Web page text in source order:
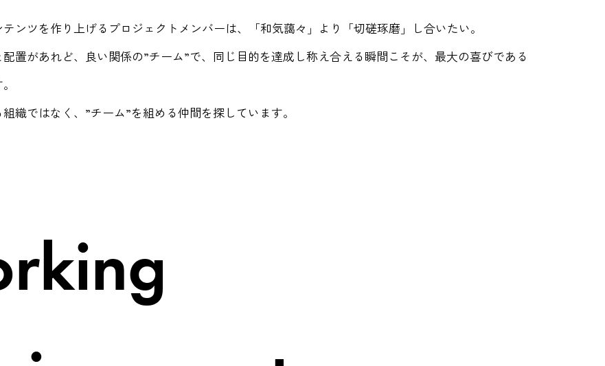
ンツを作り上げるプロジェクトメンバーは、「和気藹々」より「切磋琢磨」し合いたい。
置があれど、良い関係の”チーム”で、同じ目的を達成し称え合える瞬間こそが、最大の喜びである
織ではなく、”チーム”を組める仲間を探しています。